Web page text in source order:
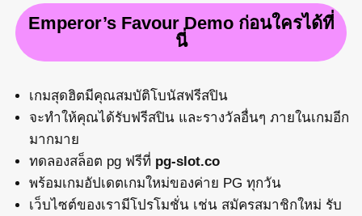
Emperor’s Favour Demo ก่อนใครได้ที่
นี่
เกมสุดฮิตมีคุณสมบัติโบนัสฟรีสปิน
จะทำให้คุณได้รับฟรีสปิน และรางวัลอื่นๆ ภายในเกมอีก
มากมาย
ทดลองสล็อต pg ฟรีที่ pg-slot.co
พร้อมเกมอัปเดตเกมใหม่ของค่าย PG ทุกวัน
เว็บไซต์ของเรามีโปรโมชั่น เช่น สมัครสมาชิกใหม่ รับ